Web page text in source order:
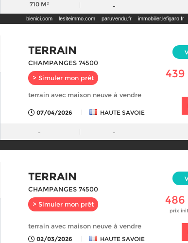
710 M² -
bienici.com lesiteimmo.com paruvendu.fr immobilier.lefigaro.fr
TERRAIN
CHAMPANGES 74500
> Simuler mon prêt
terrain avec maison neuve à vendre
07/04/2026 | HAUTE SAVOIE
- -
TERRAIN
CHAMPANGES 74500
> Simuler mon prêt
prix
terrain avec maison neuve à vendre
02/03/2026 | HAUTE SAVOIE